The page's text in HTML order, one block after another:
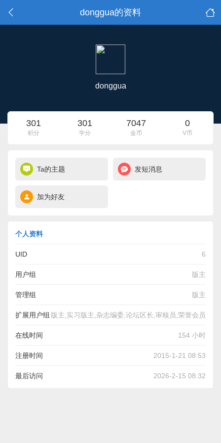
donggua的资料
donggua
301
积分
301
学分
7047
金币
0
V币
Ta的主题 发短消息
加为好友
个人资料
UID 6
用户组 版主
管理组 版主
扩展用户组 版主,实习版主,杂志编委,论坛区长,审核员,荣誉会员
在线时间 154 小时
注册时间 2015-1-21 08:53
最后访问 2026-2-15 08:32